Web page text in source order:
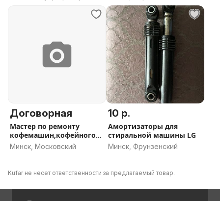
сельсовет, Минский район,
Договорная
Мастер по ремонту
кофемашин,кофейного
оборудования
Минск, Московский
10 р.
Амортизаторы для
стиральной машины LG
Минск, Фрунзенский
Kufar не несет ответственности за предлагаемый товар.